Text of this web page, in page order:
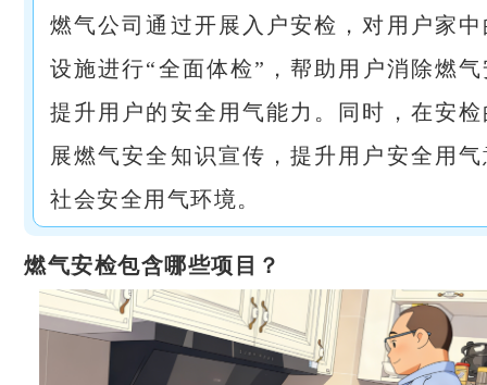
燃气公司通过开展入户安检，对用户家
设施进行“全面体检”，帮助用户消除燃
提升用户的安全用气能力。同时，在安
展燃气安全知识宣传，提升用户安全用
社会安全用气环境。
燃气安检包含哪些项目？